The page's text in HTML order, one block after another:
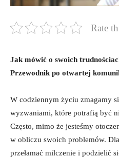
Rate
Jak mówić o swoich
Przewodnik po otwartej
W codziennym życiu zmagamy
wyzwaniami, które potrafią być
Często, mimo że jesteśmy
w obliczu swoich problemów.
przełamać milczenie i podzielić